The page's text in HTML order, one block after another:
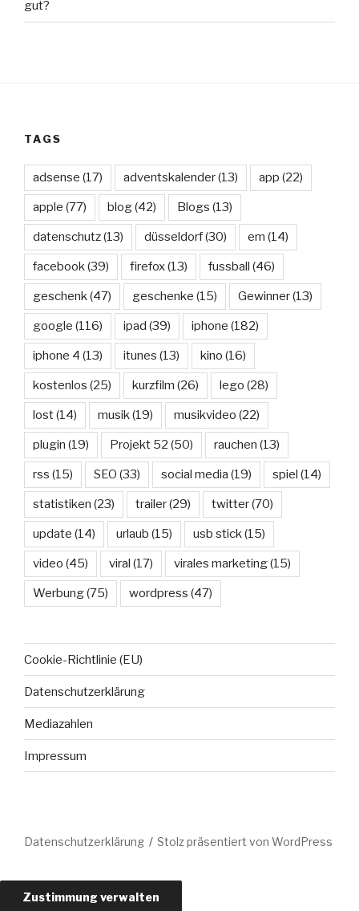
gut?
TAGS
adsense (17) adventskalender(13) app (22)
apple (77) blog(42) Blogs (13)
datenschutz(13) düsseldorf(30) em (14)
facebook(39) firefox(13) fussball (46)
geschenk(47) geschenke (15) Gewinner(13)
google (116) ipad (39) iphone (182)
iphone 4 (13) itunes (13) kino (16)
kostenlos (25) kurzfilm (26) lego (28)
lost(14) musik(19) musikvideo (22)
plugin (19) Projekt 52 (50) rauchen (13)
rss (15) SEO (33) social media (19) spiel (14)
statistiken (23) trailer(29) twitter(70)
update (14) urlaub (15) usb stick(15)
video (45) viral (17) virales marketing(15)
Werbung(75) wordpress (47)
Cookie-Richtlinie (EU)
Datenschutzerklärung
Mediazahlen
Impressum
Datenschutzerklärung Stolz präsentiert von WordPress
Zustimmung verwalten